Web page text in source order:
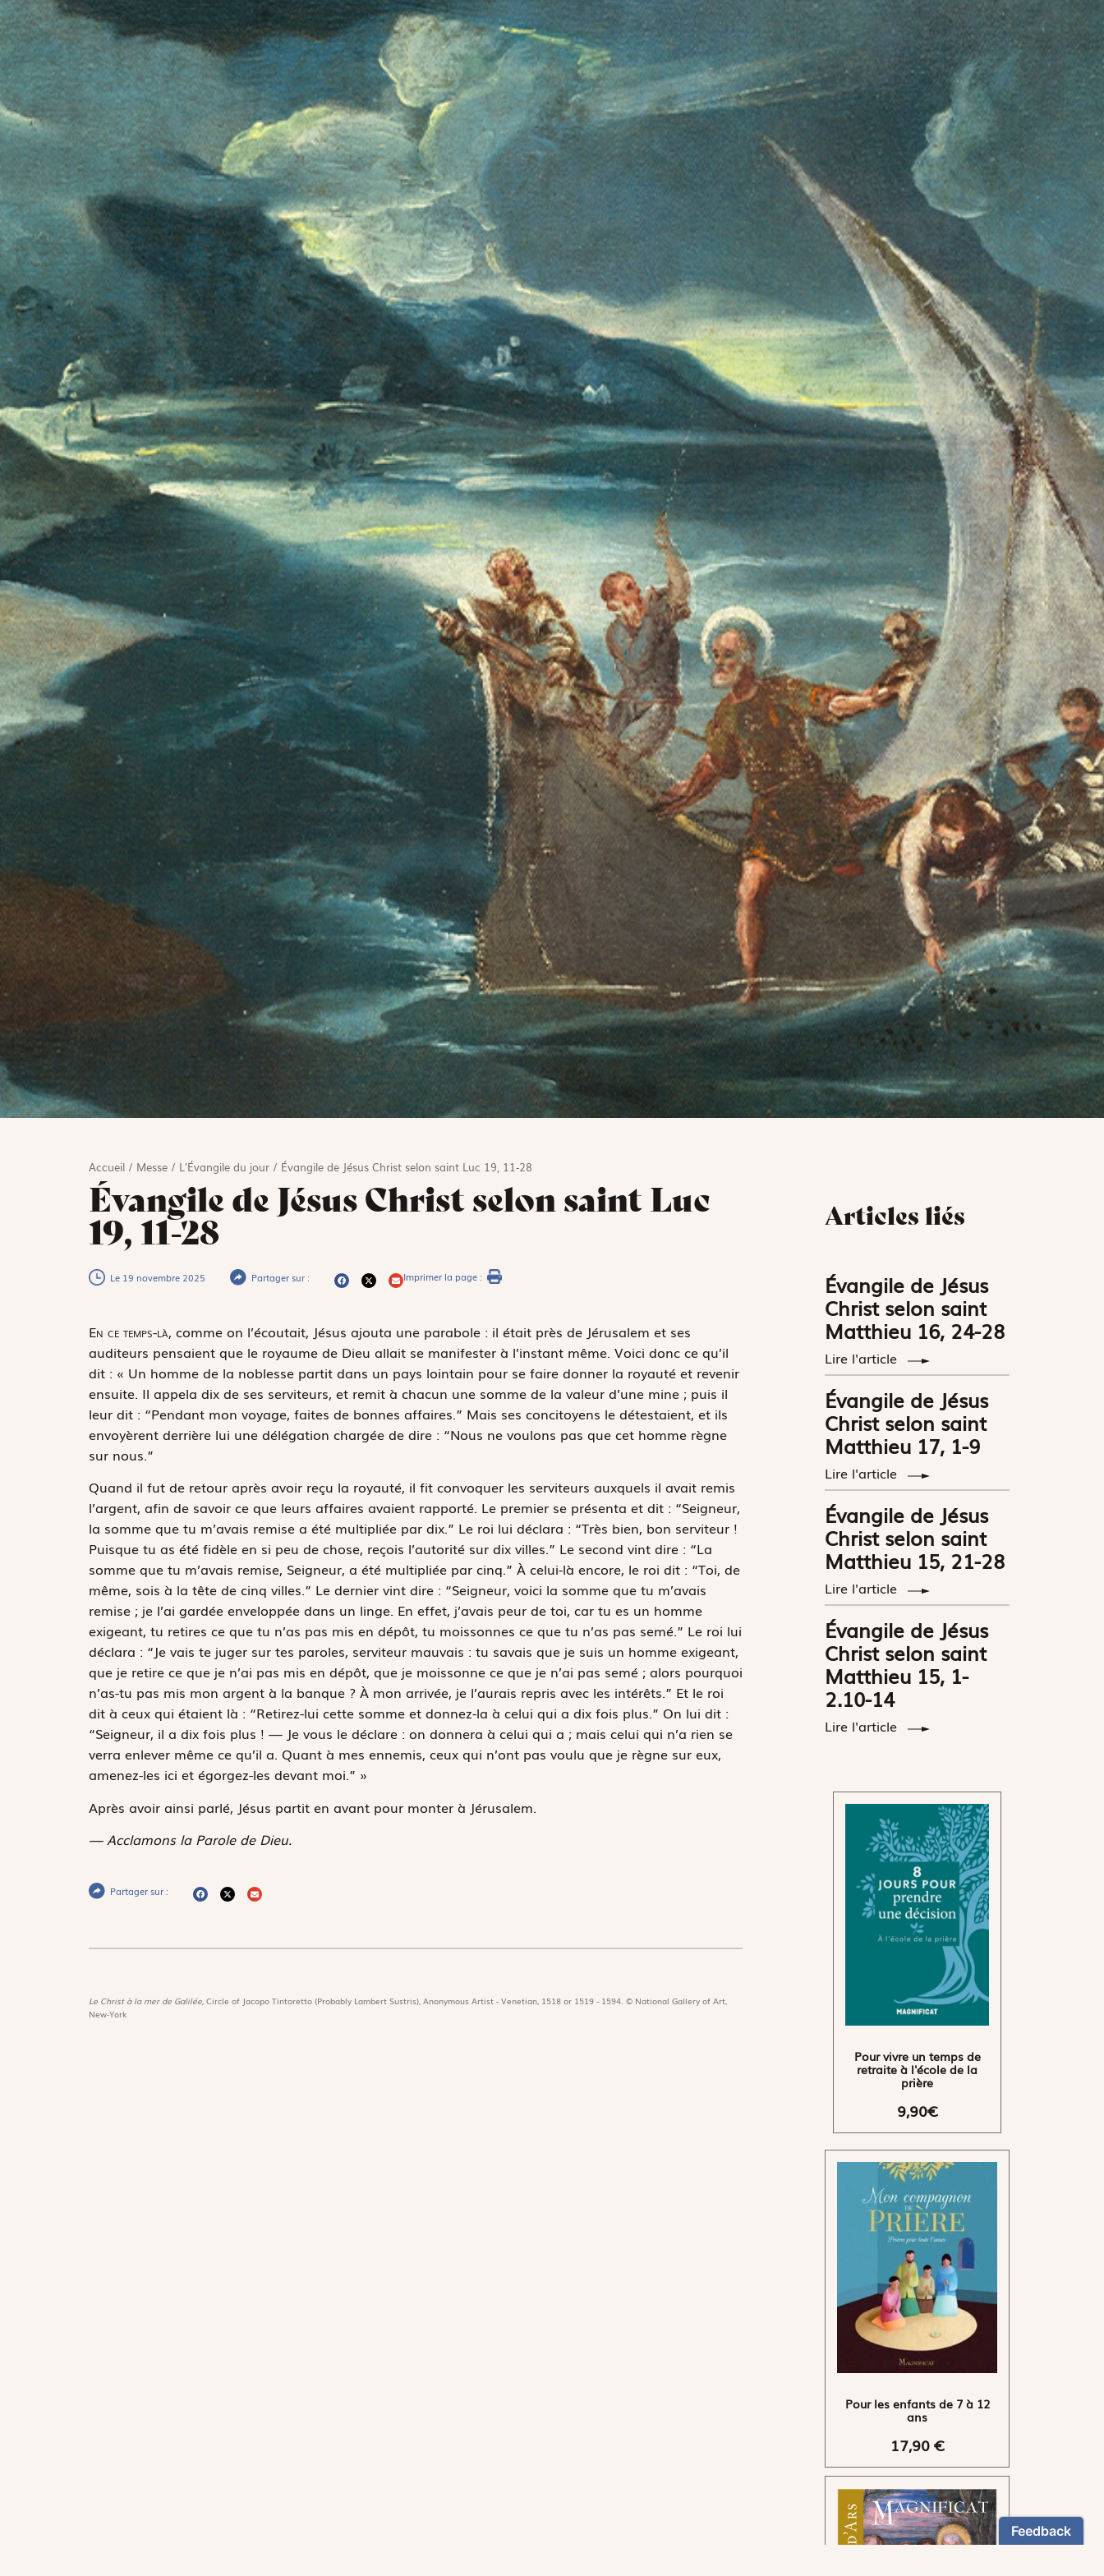
Accueil/ Messe/ L'Évangile du jour/ Évangile de Jésus Christ selon saint Luc 19, 11-28
Évangile de Jésus Christ selon saint Luc
19, 11-28
Le 19 novembre 2025 Partager sur : Imprimer la page :
En ce temps-là, comme on l’écoutait, Jésus ajouta une parabole : il était près de Jérusalem et ses
auditeurs pensaient que le royaume de Dieu allait se manifester à l’instant même. Voici donc ce qu’il
dit : « Un homme de la noblesse partit dans un pays lointain pour se faire donner la royauté et revenir
ensuite. Il appela dix de ses serviteurs, et remit à chacun une somme de la valeur d’une mine ; puis il
leur dit : “Pendant mon voyage, faites de bonnes affaires.” Mais ses concitoyens le détestaient, et ils
envoyèrent derrière lui une délégation chargée de dire : “Nous ne voulons pas que cet homme règne
sur nous.”
Quand il fut de retour après avoir reçu la royauté, il fit convoquer les serviteurs auxquels il avait remis
l’argent, afin de savoir ce que leurs affaires avaient rapporté. Le premier se présenta et dit : “Seigneur,
la somme que tu m’avais remise a été multipliée par dix.” Le roi lui déclara : “Très bien, bon serviteur !
Puisque tu as été fidèle en si peu de chose, reçois l’autorité sur dix villes.” Le second vint dire : “La
somme que tu m’avais remise, Seigneur, a été multipliée par cinq.” À celui-là encore, le roi dit : “Toi, de
même, sois à la tête de cinq villes.” Le dernier vint dire : “Seigneur, voici la somme que tu m’avais
remise ; je l’ai gardée enveloppée dans un linge. En effet, j’avais peur de toi, car tu es un homme
exigeant, tu retires ce que tu n’as pas mis en dépôt, tu moissonnes ce que tu n’as pas semé.” Le roi lui
déclara : “Je vais te juger sur tes paroles, serviteur mauvais : tu savais que je suis un homme exigeant,
que je retire ce que je n’ai pas mis en dépôt, que je moissonne ce que je n’ai pas semé ; alors pourquoi
n’as-tu pas mis mon argent à la banque ? À mon arrivée, je l’aurais repris avec les intérêts.” Et le roi
dit à ceux qui étaient là : “Retirez-lui cette somme et donnez-la à celui qui a dix fois plus.” On lui dit :
“Seigneur, il a dix fois plus ! — Je vous le déclare : on donnera à celui qui a ; mais celui qui n’a rien se
verra enlever même ce qu’il a. Quant à mes ennemis, ceux qui n’ont pas voulu que je règne sur eux,
amenez-les ici et égorgez-les devant moi.” »
Après avoir ainsi parlé, Jésus partit en avant pour monter à Jérusalem.
— Acclamons la Parole de Dieu.
Partager sur :
Le Christ à la mer de Galilée, Circle of Jacopo Tintoretto (Probably Lambert Sustris), Anonymous Artist - Venetian, 1518 or 1519 - 1594. © National Gallery of Art,
New-York
Articles liés
Évangile de Jésus
Christ selon saint
Matthieu 16, 24-28
Lire l'article
Évangile de Jésus
Christ selon saint
Matthieu 17, 1-9
Lire l'article
Évangile de Jésus
Christ selon saint
Matthieu 15, 21-28
Lire l'article
Évangile de Jésus
Christ selon saint
Matthieu 15, 1-
2.10-14
Lire l'article
Pour vivre un temps de
retraite à l'école de la
prière
9,90€
Pour les enfants de 7 à 12
ans
17,90 €